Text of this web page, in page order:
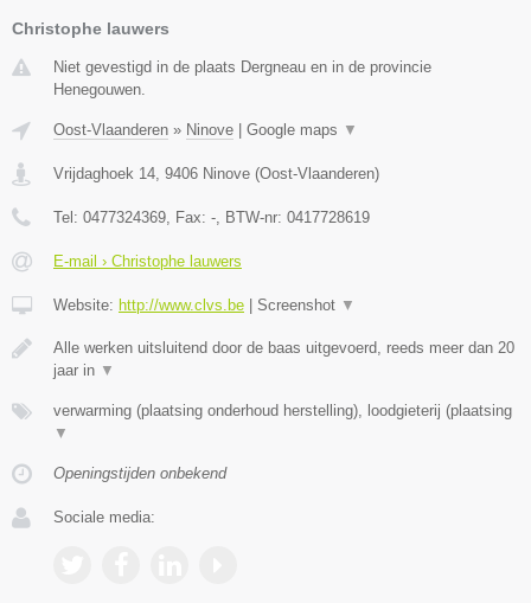
Christophe lauwers
Niet gevestigd in de plaats Dergneau en in de provincie
Henegouwen.
Oost-Vlaanderen » Ninove | Google maps ▼
Vrijdaghoek 14 9406 Ninove (Oost-Vlaanderen)
Tel: 0477324369 , Fax: - , BTW-nr: 0417728619
E-mail › Christophe lauwers
Website: http://www.clvs.be | Screenshot ▼
Alle werken uitsluitend door de baas uitgevoerd, reeds meer dan 20
jaar in ▼
verwarming (plaatsing onderhoud herstelling), loodgieterij (plaatsing
▼
Openingstijden onbekend
Sociale media: